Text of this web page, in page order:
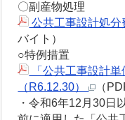
〇副産物処理
公共工事設計処
バイト）
○特例措置
「公共工事設計
（R6.12.30）
（
・令和6年12月30日